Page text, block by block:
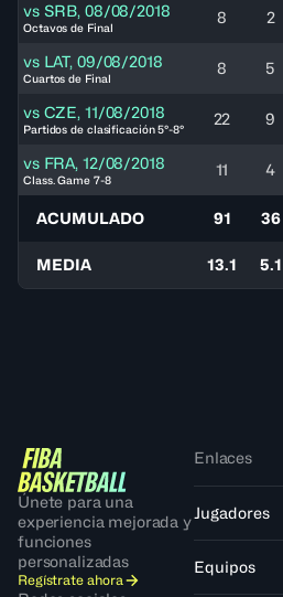
vs SRB, 08/08/2018
Octavos de Final
8 2
vs LAT, 09/08/2018
Cuartos de Final
8 5
vs CZE, 11/08/2018
Partidos de clasificación 5°-8°
22 9
vs FRA, 12/08/2018
Class. Game 7-8
11 4
ACUMULADO 91 36
MEDIA 13.1 5.1
Únete para una
experiencia mejorada y
funciones
personalizadas
Regístrate ahora
Enlaces
Jugadores
Equipos